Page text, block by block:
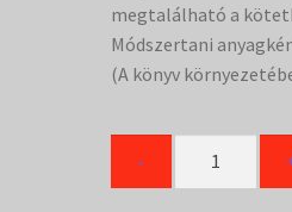
megtalálható a
Módszertani
(A könyv
-